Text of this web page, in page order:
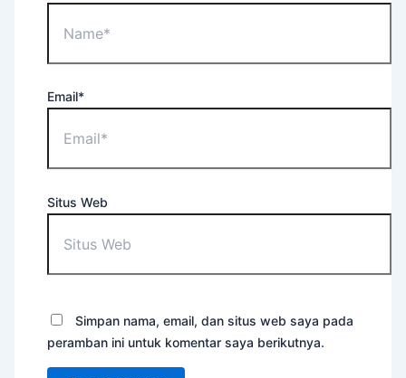
Email*
Situs Web
Simpan nama, email, dan situs web saya pada
peramban ini untuk komentar saya berikutnya.